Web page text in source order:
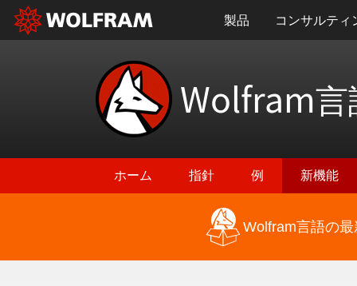
製品 コンサルティ
Wolfram言
ホーム 指針 例 新機能
Wolfram言語の